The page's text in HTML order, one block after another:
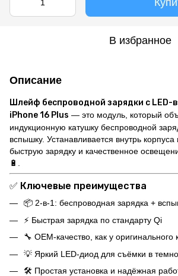
В избранное
Описание
Шлейф беспроводной зарядки с LED-
iPhone 16 Plus — это модуль, который
индукционную катушку беспроводной
вспышку. Устанавливается внутрь
быструю зарядку и качественное
🔋.
✅ Ключевые преимущества
📦 2-в-1: беспроводная зарядка +
⚡ Быстрая зарядка по стандарту Qi
🔧 OEM-качество, как у оригинального
💡 Яркий LED-диод для съёмки в
🛠️ Простая установка и надёжная